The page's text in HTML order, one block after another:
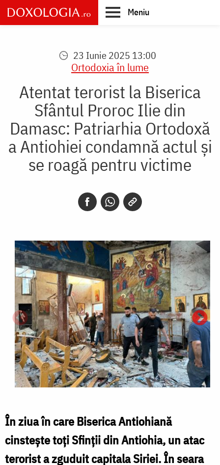
Skip
to
main
Meniu
23 Iunie 2025 13:00
Ortodoxia în lume
Atentat terorist la Biserica
Sfântul Proroc Ilie din
Damasc: Patriarhia Ortodoxă
a Antiohiei condamnă actul și
se roagă pentru victime
În ziua în care Biserica Antiohiană
cinstește toți Sfinții din Antiohia, un atac
terorist a zguduit capitala Siriei. În seara